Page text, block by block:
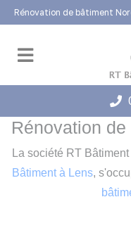
Rénovation de bâtiment
Rénovation
La société RT
Bâtiment à Lens,
Panneau de gestion des